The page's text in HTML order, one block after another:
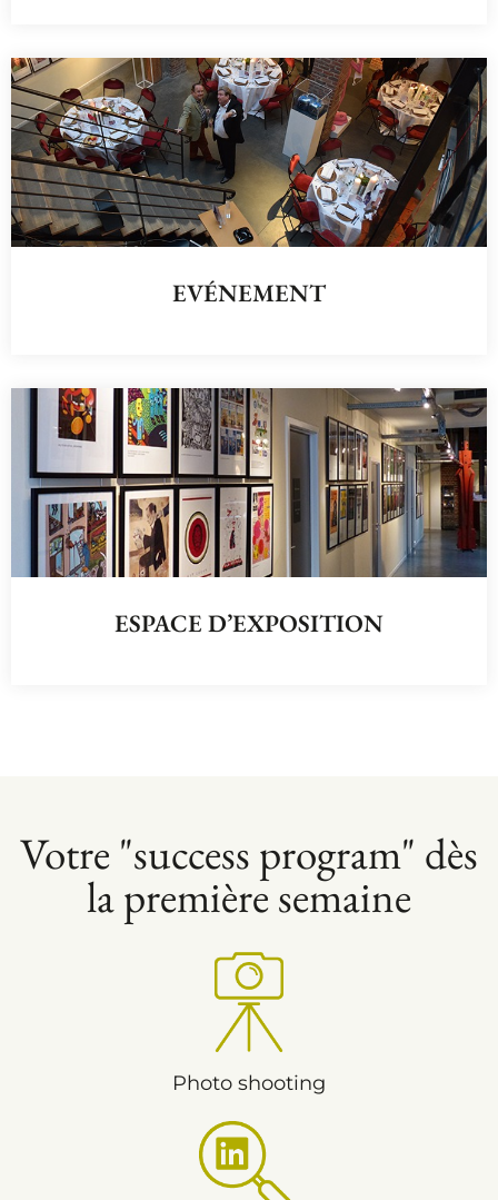
EVÉNEMENT
ESPACE D’EXPOSITION
Votre "success program" dès
la première semaine
Photo shooting